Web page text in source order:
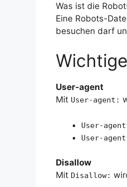
Was ist die
Eine Robots-
besuchen darf
User-agent
Mit User-agent:
User-
User-
Disallow
Mit Disallow: